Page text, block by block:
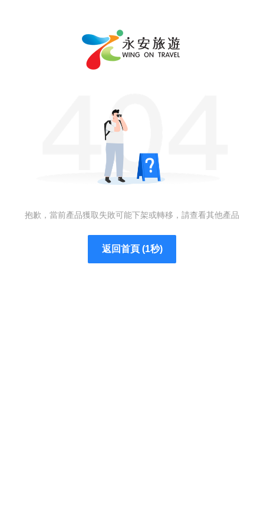
抱歉，當前產品獲取失敗可能下架或轉移，請查看其他產品
返回首頁 (1秒)